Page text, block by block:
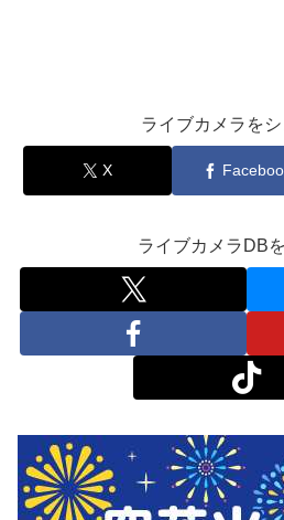
ライブカメラを
X
ライブカメラDB